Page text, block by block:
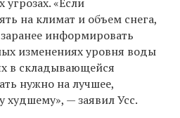
на климат и объем снега,
информировать
изменениях уровня воды
в складывающейся
нужно на лучшее,
худшему», — заявил Усс.